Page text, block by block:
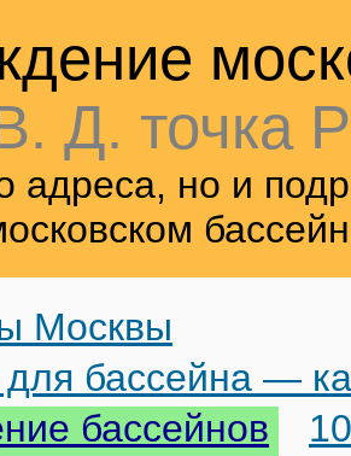
Д. точка
адреса, но и
Москвы
бассейна —
бассейнов